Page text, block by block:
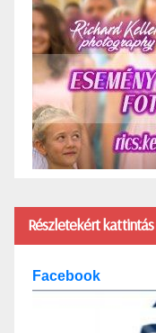
Részletekért
Facebook